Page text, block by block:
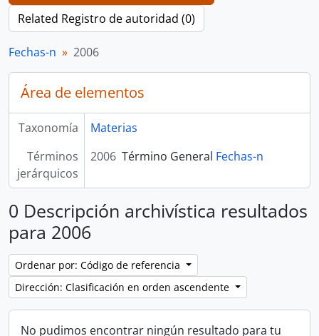
Related Registro de autoridad (0)
Fechas-n 2006
Área de elementos
Taxonomía
Materias
Términos
jerárquicos
2006 Término General Fechas-n
0 Descripción archivística resultados
para 2006
Ordenar por: Código de referencia
Dirección: Clasificación en orden ascendente
No pudimos encontrar ningún resultado para tu